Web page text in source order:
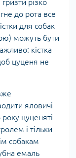
до рота все
для собак
можуть бути
кістка
цуценя не
яловичі
цуценяті
і тільки
собакам
емаль